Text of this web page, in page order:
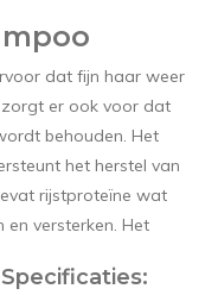
dat fijn haar weer
er ook voor dat
behouden. Het
het herstel van
rijstproteïne wat
versterken. Het